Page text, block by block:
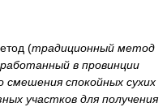
(традиционный метод
в провинции
смешения спокойных сухих
участков для получения